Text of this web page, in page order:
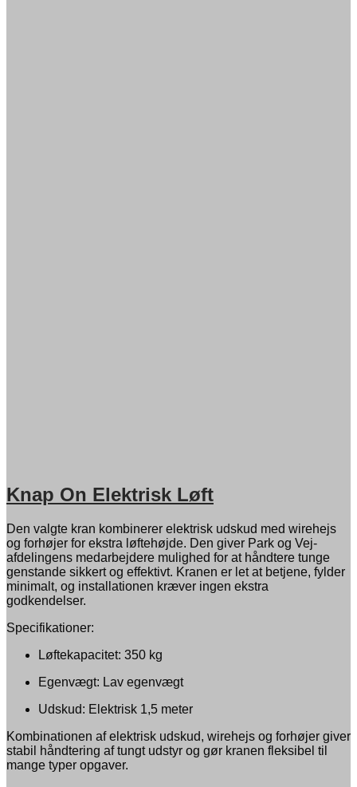
Knap On Elektrisk Løft
Den valgte kran kombinerer elektrisk udskud med wirehejs
og forhøjer for ekstra løftehøjde. Den giver Park og Vej-
afdelingens medarbejdere mulighed for at håndtere tunge
genstande sikkert og effektivt. Kranen er let at betjene, fylder
minimalt, og installationen kræver ingen ekstra
godkendelser.
Specifikationer:
Løftekapacitet: 350 kg
Egenvægt: Lav egenvægt
Udskud: Elektrisk 1,5 meter
Kombinationen af elektrisk udskud, wirehejs og forhøjer giver
stabil håndtering af tungt udstyr og gør kranen fleksibel til
mange typer opgaver.